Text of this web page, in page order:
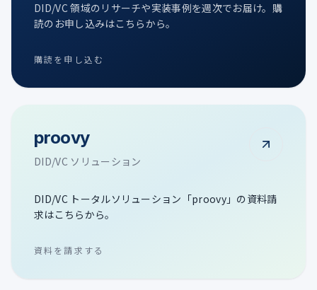
DID/VC 領域のリサーチや実装事例を週次でお届け。購
読のお申し込みはこちらから。
購読を申し込む
proovy
DID/VC ソリューション
DID/VC トータルソリューション「proovy」の資料請
求はこちらから。
資料を請求する